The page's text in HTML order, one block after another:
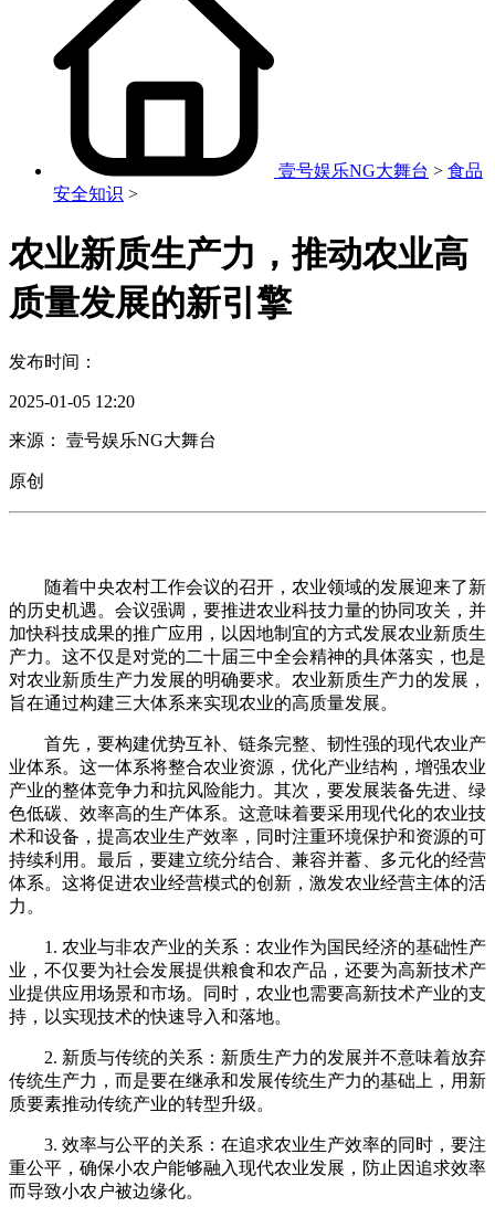
壹号娱乐NG大舞台 > 食品
安全知识 >
农业新质生产力，推动农业高
质量发展的新引擎
发布时间：
2025-01-05 12:20
来源： 壹号娱乐NG大舞台
原创
随着中央农村工作会议的召开，农业领域的发展迎来了新
的历史机遇。会议强调，要推进农业科技力量的协同攻关，并
加快科技成果的推广应用，以因地制宜的方式发展农业新质生
产力。这不仅是对党的二十届三中全会精神的具体落实，也是
对农业新质生产力发展的明确要求。农业新质生产力的发展，
旨在通过构建三大体系来实现农业的高质量发展。
首先，要构建优势互补、链条完整、韧性强的现代农业产
业体系。这一体系将整合农业资源，优化产业结构，增强农业
产业的整体竞争力和抗风险能力。其次，要发展装备先进、绿
色低碳、效率高的生产体系。这意味着要采用现代化的农业技
术和设备，提高农业生产效率，同时注重环境保护和资源的可
持续利用。最后，要建立统分结合、兼容并蓄、多元化的经营
体系。这将促进农业经营模式的创新，激发农业经营主体的活
力。
1. 农业与非农产业的关系：农业作为国民经济的基础性产
业，不仅要为社会发展提供粮食和农产品，还要为高新技术产
业提供应用场景和市场。同时，农业也需要高新技术产业的支
持，以实现技术的快速导入和落地。
2. 新质与传统的关系：新质生产力的发展并不意味着放弃
传统生产力，而是要在继承和发展传统生产力的基础上，用新
质要素推动传统产业的转型升级。
3. 效率与公平的关系：在追求农业生产效率的同时，要注
重公平，确保小农户能够融入现代农业发展，防止因追求效率
而导致小农户被边缘化。